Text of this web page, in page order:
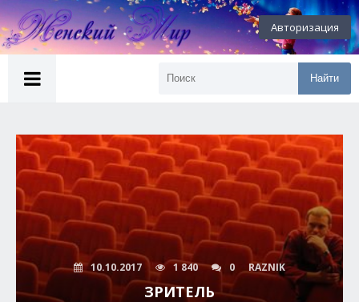
Авторизация
Найти
10.10.2017 1 840 0 RAZNIK
ЗРИТЕЛЬ